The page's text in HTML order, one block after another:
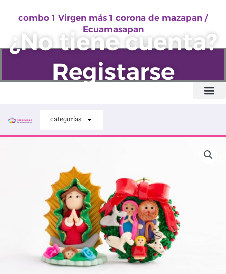
contenido
combo 1 Virgen más 1 corona de mazapan /
Ecuamasapan
¿No tiene cuenta?
Registarse
categorías
Ecuamasapan
más
corona
cantidad